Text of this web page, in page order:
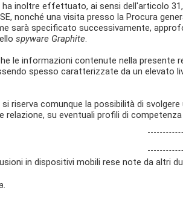
inoltre effettuato, ai sensi dell'articolo 31,
nonché una visita presso la Procura
sarà specificato successivamente,
spyware Graphite.
le informazioni contenute nella
spesso caratterizzate da un elevato
riserva comunque la possibilità di
relazione, su eventuali profili di
in dispositivi mobili rese note da altri